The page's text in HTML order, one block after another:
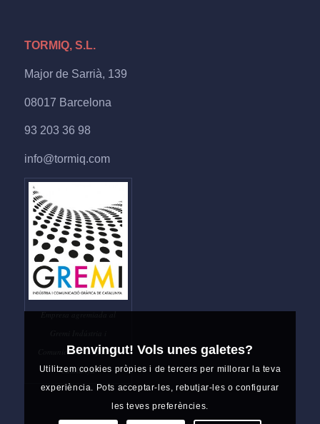
TORMIQ, S.L.
Major de Sarrià, 139
08017 Barcelona
93 203 36 98
info@tormiq.com
Empresa agremiada al
Comunicació Gràfica de
Catalunya
Benvingut! Vols unes galetes?
Utilitzem cookies pròpies i de tercers per millorar la teva
experiència. Pots acceptar-les, rebutjar-les o configurar
les teves preferències.